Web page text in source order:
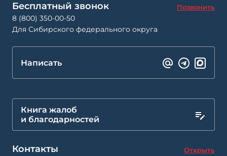
Бесплатный звонок Позвонить
8 (800) 350-00-50
Для Сибирского федерального округа
Написать
Книга жалоб
и благодарностей
Контакты Открыть